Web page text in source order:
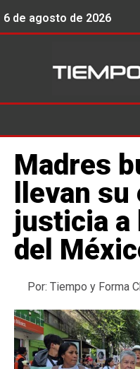
6 de agosto de 2026
Madres
llevan
justicia a
del
Por: Tiempo y Forma